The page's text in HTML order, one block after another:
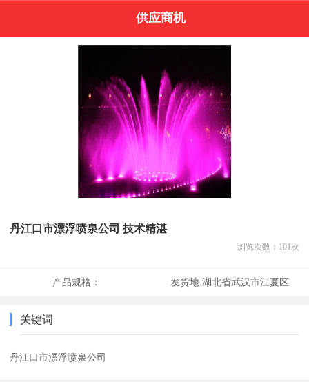
供应商机
丹江口市漂浮喷泉公司 技术精湛
浏览次数： 101 次
产品规格： 发货地:湖北省武汉市江夏区
关键词
丹江口市漂浮喷泉公司